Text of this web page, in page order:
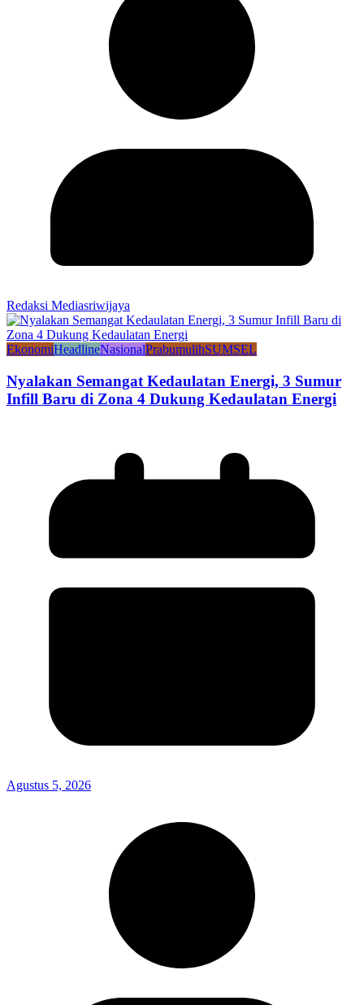
Redaksi Mediasriwijaya
EkonomiHeadlineNasionalPrabumulihSUMSEL
Nyalakan Semangat Kedaulatan Energi, 3 Sumur
Infill Baru di Zona 4 Dukung Kedaulatan Energi
Agustus 5, 2026